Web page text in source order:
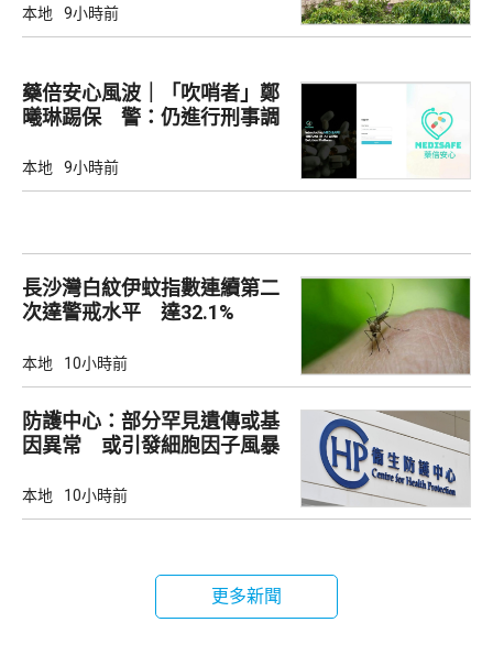
本地 9小時前
藥倍安心風波｜「吹哨者」鄭
曦琳踢保 警：仍進行刑事調
本地 9小時前
長沙灣白紋伊蚊指數連續第二
次達警戒水平 達32.1%
本地 10小時前
防護中心：部分罕見遺傳或基
因異常 或引發細胞因子風暴
本地 10小時前
更多新聞